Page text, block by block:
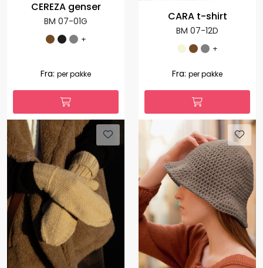
CEREZA genser
BM 07-01G
+
Fra: per pakke
CARA t-shirt
BM 07-12D
+
Fra: per pakke